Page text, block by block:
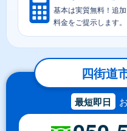
基本は実質無料！追
料金をご提示します。
四街道
最短即日